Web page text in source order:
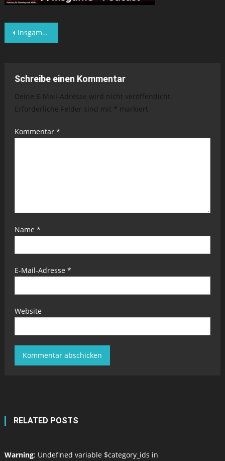
Beitragsnavigation
Insgame Gaming Podcast – 44 – Eine Mods-Episode feat. Litronom
Schreibe einen Kommentar
Deine E-Mail-Adresse wird nicht veröffentlicht.
Erforderliche Felder sind mit * markiert
Kommentar *
Name *
E-Mail-Adresse *
Website
RELATED POSTS
Warning: Undefined variable $category_ids in